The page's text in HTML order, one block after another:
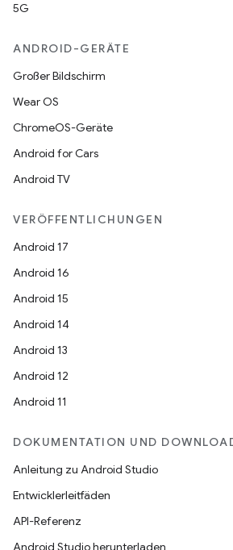
5G
ANDROID-GERÄTE
Großer Bildschirm
Wear OS
ChromeOS-Geräte
Android for Cars
Android TV
VERÖFFENTLICHUNGEN
Android 17
Android 16
Android 15
Android 14
Android 13
Android 12
Android 11
DOKUMENTATION UND
Anleitung zu Android Studio
Entwicklerleitfäden
API-Referenz
Android Studio herunterladen